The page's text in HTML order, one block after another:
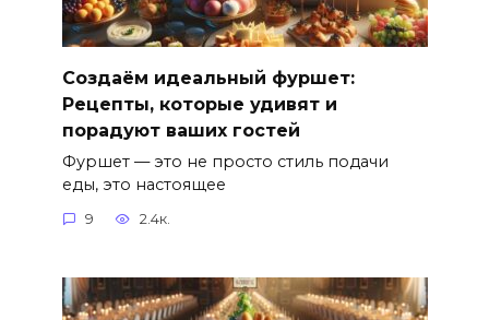
Создаём идеальный фуршет:
Рецепты, которые удивят и
порадуют ваших гостей
Фуршет — это не просто стиль подачи
еды, это настоящее
9 2.4к.